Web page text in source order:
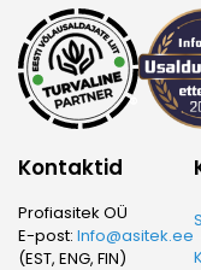
®
Kontaktid
Profiasitek OÜ
E-post: Info@asitek.ee
(EST, ENG, FIN)